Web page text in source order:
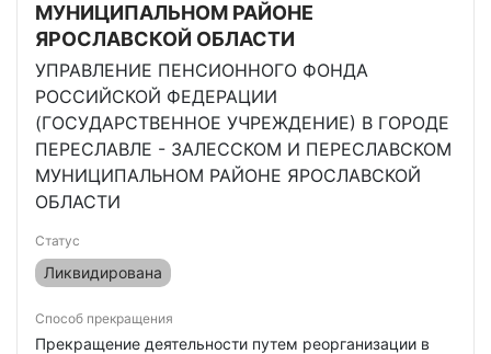
МУНИЦИПАЛЬНОМ РАЙОНЕ
ЯРОСЛАВСКОЙ ОБЛАСТИ
УПРАВЛЕНИЕ ПЕНСИОННОГО ФОНДА
РОССИЙСКОЙ ФЕДЕРАЦИИ
(ГОСУДАРСТВЕННОЕ УЧРЕЖДЕНИЕ) В ГОРОДЕ
ПЕРЕСЛАВЛЕ - ЗАЛЕССКОМ И ПЕРЕСЛАВСКОМ
МУНИЦИПАЛЬНОМ РАЙОНЕ ЯРОСЛАВСКОЙ
ОБЛАСТИ
Статус
Ликвидирована
Способ прекращения
Прекращение деятельности путем реорганизации в